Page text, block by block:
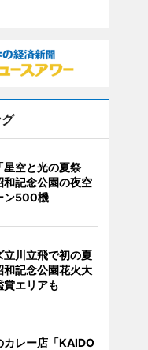
星空と光の夏祭
記念公園の夜空
ン500機
立川立飛で初の夏
記念公園花火大
賞エリアも
カレー店「KAIDO